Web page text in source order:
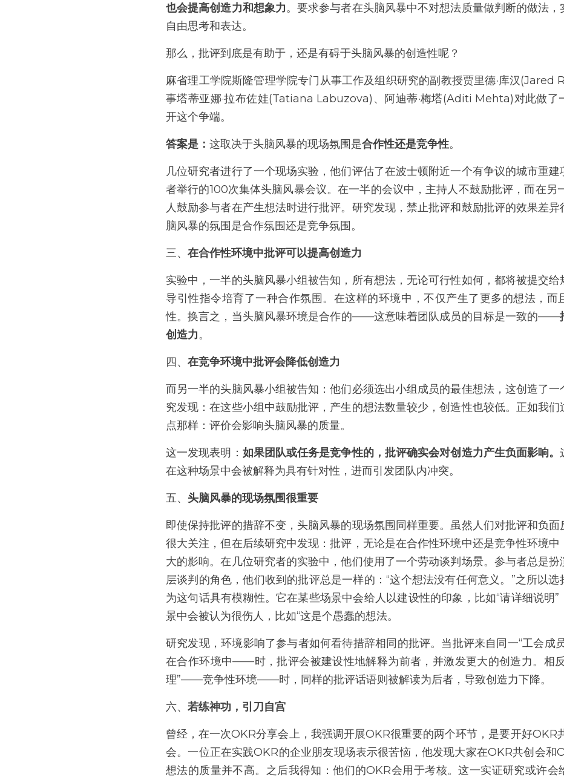
也会提高创造力和想象力。要求参与者在头脑风暴中不对想法质量做判断的做法
自由思考和表达。
那么，批评到底是有助于，还是有碍于头脑风暴的创造性呢？
麻省理工学院斯隆管理学院专门从事工作及组织研究的副教授贾里德·库汉(Jared
事塔蒂亚娜·拉布佐娃(Tatiana Labuzova)、阿迪蒂·梅塔(Aditi Mehta)对此做了
开这个争端。
答案是： 这取决于头脑风暴的现场氛围是合作性还是竞争性。
几位研究者进行了一个现场实验，他们评估了在波士顿附近一个有争议的城市重建
者举行的100次集体头脑风暴会议。在一半的会议中，主持人不鼓励批评，而在另
人鼓励参与者在产生想法时进行批评。研究发现，禁止批评和鼓励批评的效果差
脑风暴的氛围是合作氛围还是竞争氛围。
三、 在合作性环境中批评可以提高创造力
实验中，一半的头脑风暴小组被告知，所有想法，无论可行性如何，都将被提交
导引性指令培育了一种合作氛围。在这样的环境中，不仅产生了更多的想法，而
性。换言之，当头脑风暴环境是合作的——这意味着团队成员的目标是一致的——
创造力。
四、 在竞争环境中批评会降低创造力
而另一半的头脑风暴小组被告知：他们必须选出小组成员的最佳想法，这创造了
究发现：在这些小组中鼓励批评，产生的想法数量较少，创造性也较低。正如我
点那样：评价会影响头脑风暴的质量。
这一发现表明： 如果团队或任务是竞争性的，批评确实会对创造力产生负面影响。
在这种场景中会被解释为具有针对性，进而引发团队内冲突。
五、 头脑风暴的现场氛围很重要
即使保持批评的措辞不变，头脑风暴的现场氛围同样重要。虽然人们对批评和负面
很大关注，但在后续研究中发现：批评，无论是在合作性环境中还是竞争性环境中
大的影响。在几位研究者的实验中，他们使用了一个劳动谈判场景。参与者总是扮
层谈判的角色，他们收到的批评总是一样的：“这个想法没有任何意义。”之所以选
为这句话具有模糊性。它在某些场景中会给人以建设性的印象，比如“请详细说明
景中会被认为很伤人，比如“这是个愚蠢的想法。
研究发现，环境影响了参与者如何看待措辞相同的批评。当批评来自同一“工会
在合作环境中——时，批评会被建设性地解释为前者，并激发更大的创造力。相
理”——竞争性环境——时，同样的批评话语则被解读为后者，导致创造力下降。
六、 若练神功，引刀自宫
曾经，在一次OKR分享会上，我强调开展OKR很重要的两个环节，是要开好OKR
会。一位正在实践OKR的企业朋友现场表示很苦恼，他发现大家在OKR共创会和
想法的质量并不高。之后我得知：他们的OKR会用于考核。这一实证研究或许会